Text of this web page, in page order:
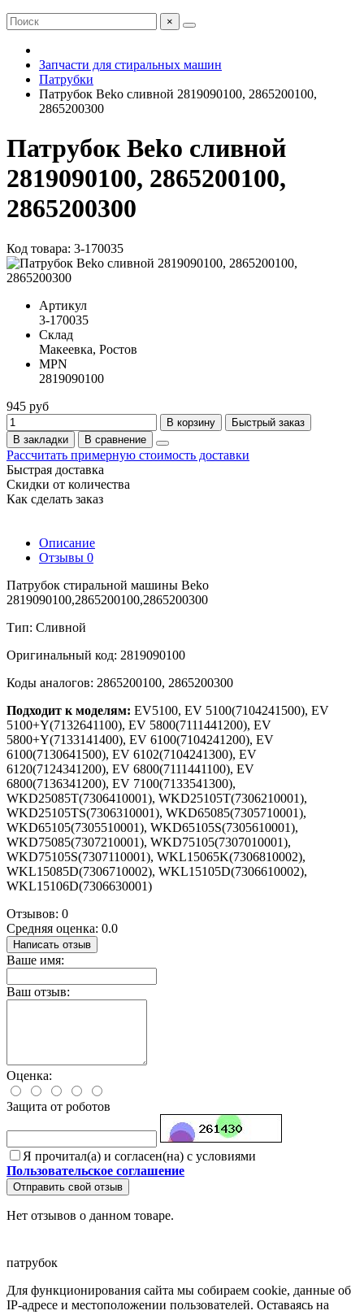
×
Запчасти для стиральных машин
Патрубки
Патрубок Beko сливной 2819090100, 2865200100,
2865200300
Патрубок Beko сливной
2819090100, 2865200100,
2865200300
Код товара: 3-170035
Артикул
3-170035
Склад
Макеевка, Ростов
MPN
2819090100
945 руб
В корзину
Быстрый заказ
В закладки
В сравнение
Рассчитать примерную стоимость доставки
Быстрая доставка
Скидки от количества
Как сделать заказ
Описание
Отзывы 0
Патрубок стиральной машины Beko
2819090100,2865200100,2865200300
Тип: Сливной
Оригинальный код: 2819090100
Коды аналогов: 2865200100, 2865200300
Подходит к моделям: EV5100, EV 5100(7104241500), EV
5100+Y(7132641100), EV 5800(7111441200), EV
5800+Y(7133141400), EV 6100(7104241200), EV
6100(7130641500), EV 6102(7104241300), EV
6120(7124341200), EV 6800(7111441100), EV
6800(7136341200), EV 7100(7133541300),
WKD25085T(7306410001), WKD25105T(7306210001),
WKD25105TS(7306310001), WKD65085(7305710001),
WKD65105(7305510001), WKD65105S(7305610001),
WKD75085(7307210001), WKD75105(7307010001),
WKD75105S(7307110001), WKL15065K(7306810002),
WKL15085D(7306710002), WKL15105D(7306610002),
WKL15106D(7306630001)
Отзывов: 0
Средняя оценка: 0.0
Написать отзыв
Ваше имя:
Ваш отзыв:
Оценка:
Защита от роботов
Я прочитал(а) и согласен(на) с условиями
Пользовательское соглашение
Отправить свой отзыв
Нет отзывов о данном товаре.
патрубок
Для функционирования сайта мы собираем cookie, данные об
IP-адресе и местоположении пользователей. Оставаясь на